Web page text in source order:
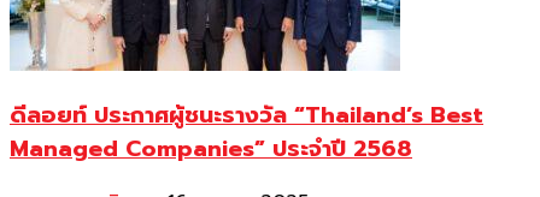
ดีลอยท์ ประกาศผู้ชนะรางวัล “Thailand’s Best
Managed Companies” ประจำปี 2568